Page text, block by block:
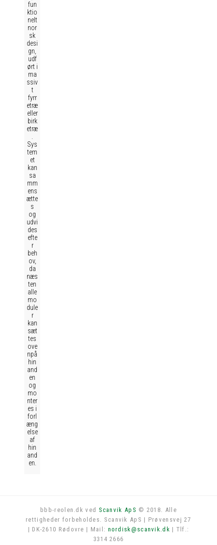
fun
ktio
nelt
nor
sk
desi
gn,
udf
ørt i
ma
ssiv
t
fyrr
etræ
eller
birk
etræ
Sys
tem
et
kan
sa
mm
ens
ætte
s
og
udvi
des
efte
r
beh
ov,
da
næs
ten
alle
mo
dule
r
kan
sæt
tes
ove
npå
hin
and
en
og
mo
nter
es i
forl
æng
else
af
hin
and
en.
bbb-reolen.dk ved Scanvik ApS © 2018. Alle
rettigheder forbeholdes. Scanvik ApS | Prøvensvej 27
| DK-2610 Rødovre | Mail: nordisk@scanvik.dk | Tlf.:
3314 2666
Log in